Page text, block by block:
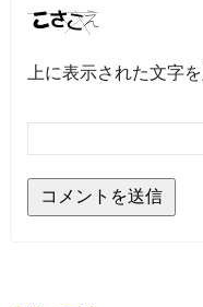
上に表示された文字